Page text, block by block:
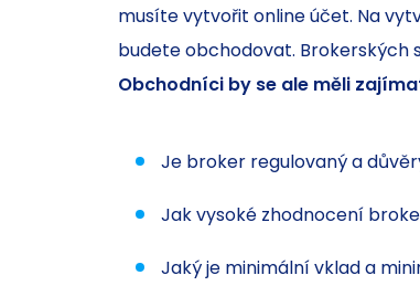
musíte vytvořit online účet. Na
budete obchodovat. Brokerských
Obchodníci by se ale měli
Je broker regulovaný a
Jak vysoké zhodnocení
Jaký je minimální vklad a